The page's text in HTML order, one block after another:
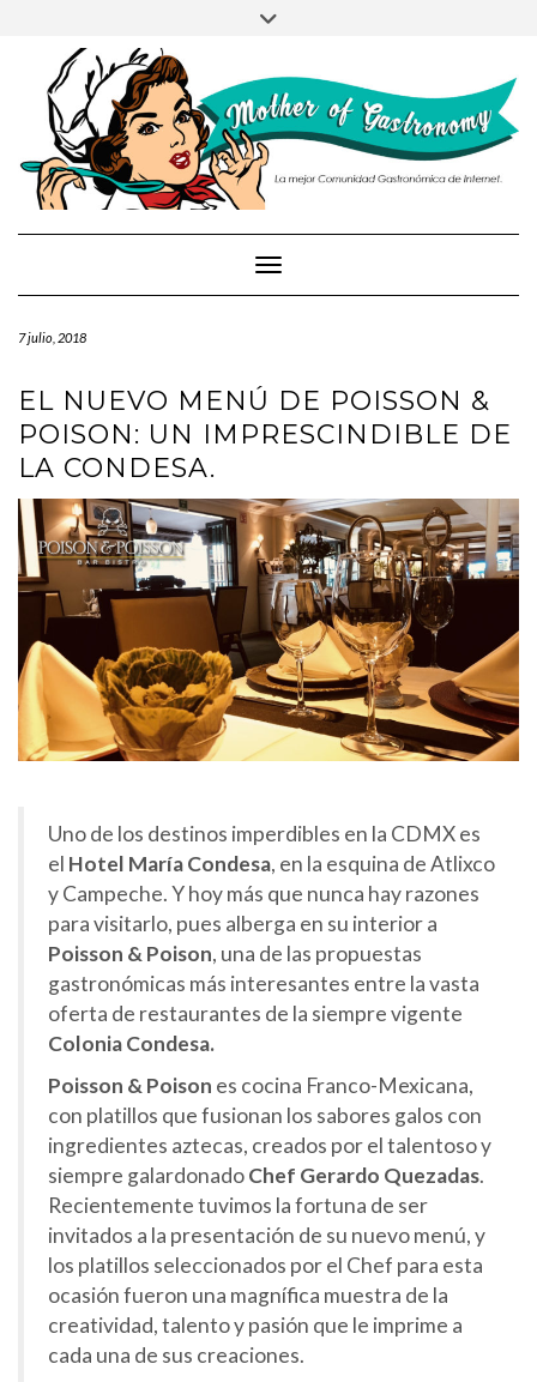
Alternar
Cambiar modo de navegación
7 julio, 2018
EL NUEVO MENÚ DE POISSON &
POISON: UN IMPRESCINDIBLE DE
LA CONDESA.
Uno de los destinos imperdibles en la CDMX es
el Hotel María Condesa, en la esquina de Atlixco
y Campeche. Y hoy más que nunca hay razones
para visitarlo, pues alberga en su interior a
Poisson & Poison, una de las propuestas
gastronómicas más interesantes entre la vasta
oferta de restaurantes de la siempre vigente
Colonia Condesa.
Poisson & Poison es cocina Franco-Mexicana,
con platillos que fusionan los sabores galos con
ingredientes aztecas, creados por el talentoso y
siempre galardonadoChef Gerardo Quezadas.
Recientemente tuvimos la fortuna de ser
invitados a la presentación de su nuevo menú, y
los platillos seleccionados por el Chef para esta
ocasión fueron una magnífica muestra de la
creatividad, talento y pasión que le imprime a
cada una de sus creaciones.